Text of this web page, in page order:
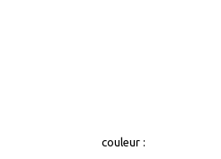
couleur :